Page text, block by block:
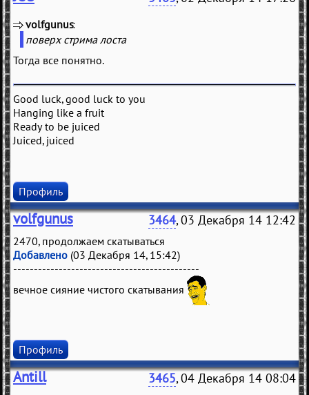
volfgunus
поверх стрима лоста
Тогда все понятно.
Good luck, good luck to you
Hanging like a fruit
Ready to be juiced
Juiced, juiced
Профиль
volfgunus 3464, 03 Декабря 14 12:42
2470, продолжаем скатываться
Добавлено (03 Декабря 14, 15:42)
---------------------------------------------
вечное сияние чистого скатывания
Профиль
Antill 3465, 04 Декабря 14 08:04